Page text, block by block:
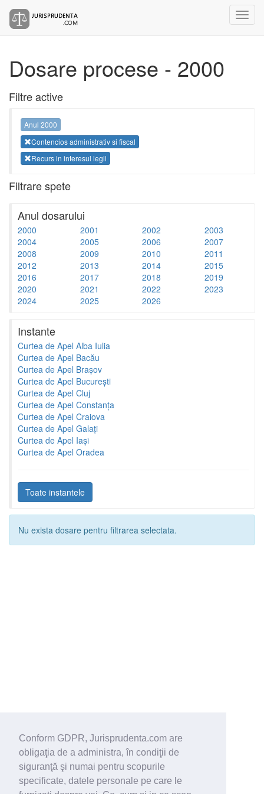
Conform GDPR, Jurisprudenta.com are
obligaţia de a administra, în condiţii de
siguranţă şi numai pentru scopurile
specificate, datele personale pe care le
Dosare procese - 2000
Filtre active
Anul 2000
Contencios administrativ si fiscal
Recurs in interesul legii
Filtrare spete
Anul dosarului
2000 2001 2002
2003
2004
2005 2006
2007
2008
2009 2010
2011
2012
2013 2014
2015
2016
2017 2018
2019
2020
2021 2022
2023
2024
2025 2026
Instante
Curtea de Apel Alba Iulia
Curtea de Apel Bacău
Curtea de Apel Brașov
Curtea de Apel București
Curtea de Apel Cluj
Curtea de Apel Constanța
Curtea de Apel Craiova
Curtea de Apel Galați
Curtea de Apel Iași
Curtea de Apel Oradea
Toate instantele
Nu exista dosare pentru filtrarea selectata.